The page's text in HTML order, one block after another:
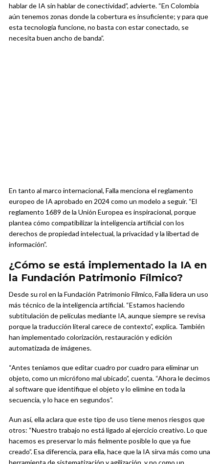
hablar de IA sin hablar de conectividad”, advierte. “En Colombia
aún tenemos zonas donde la cobertura es insuficiente; y para que
esta tecnología funcione, no basta con estar conectado, se
necesita buen ancho de banda”.
En tanto al marco internacional, Falla menciona el reglamento
europeo de IA aprobado en 2024 como un modelo a seguir. “El
reglamento 1689 de la Unión Europea es inspiracional, porque
plantea cómo compatibilizar la inteligencia artificial con los
derechos de propiedad intelectual, la privacidad y la libertad de
información”.
¿Cómo se está implementado la IA en
la Fundación Patrimonio Fílmico?
Desde su rol en la Fundación Patrimonio Fílmico, Falla lidera un uso
más técnico de la inteligencia artificial. “Estamos haciendo
subtitulación de películas mediante IA, aunque siempre se revisa
porque la traducción literal carece de contexto”, explica. También
han implementado colorización, restauración y edición
automatizada de imágenes.
“Antes teníamos que editar cuadro por cuadro para eliminar un
objeto, como un micrófono mal ubicado”, cuenta. “Ahora le decimos
al software que identifique el objeto y lo elimine en toda la
secuencia, y lo hace en segundos”.
Aun así, ella aclara que este tipo de uso tiene menos riesgos que
otros: “Nuestro trabajo no está ligado al ejercicio creativo. Lo que
hacemos es preservar lo más fielmente posible lo que ya fue
creado”. Esa diferencia, para ella, hace que la IA sirva más como una